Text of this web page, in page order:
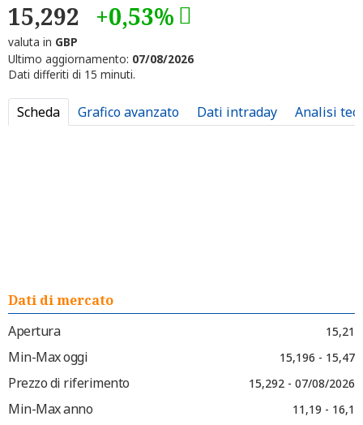
15,292 +0,53%
valuta in GBP
Ultimo aggiornamento: 07/08/2026
Dati differiti di 15 minuti.
Scheda Grafico avanzato Dati intraday Analisi
Dati di mercato
Apertura
15,21
Min-Max oggi 15,196 - 15,47
Prezzo di riferimento 15,292 - 07/08/2026
Min-Max anno 11,19 - 16,1